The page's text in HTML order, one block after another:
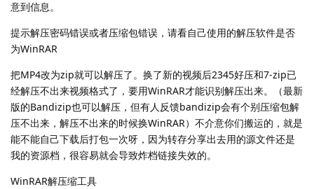
意到信息。
提示解压密码错误或者压缩包错误，请看自己使用的解压软件是否
为WinRAR
把MP4改为zip就可以解压了。换了新的视频后2345好压和7-zip已
经解压不出来视频格式了，要用WinRAR才能识别解压出来。（最新
版的Bandizip也可以解压，但有人反馈bandizip会有个别压缩包解
压不出来，解压不出来的时候换WinRAR）不介意你们搬运的，就是
能不能自己下载后打包一次呀，因为转存分享出去用的源文件还是
我的资源档，很容易就会导致炸档链接失效的。
WinRAR解压缩工具